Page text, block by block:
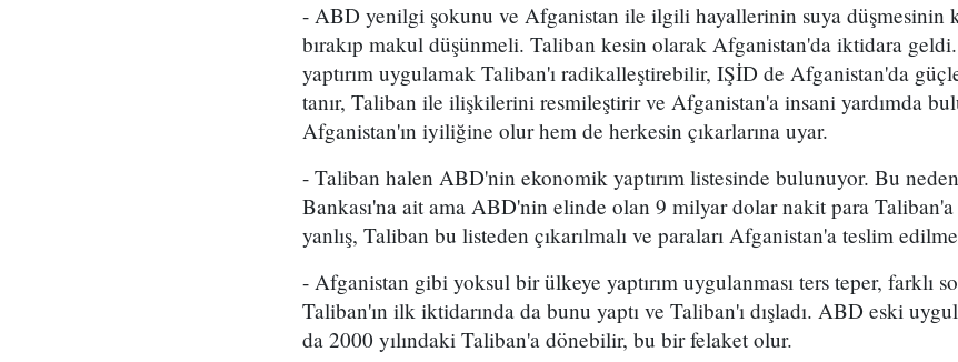
- ABD yenilgi şokunu ve Afganistan ile ilgili hayallerinin suya düşmesinin
bırakıp makul düşünmeli. Taliban kesin olarak Afganistan'da iktidara
yaptırım uygulamak Taliban'ı radikalleştirebilir, IŞİD de Afganistan'da
tanır, Taliban ile ilişkilerini resmileştirir ve Afganistan'a insani yardımda
Afganistan'ın iyiliğine olur hem de herkesin çıkarlarına uyar.
- Taliban halen ABD'nin ekonomik yaptırım listesinde bulunuyor. Bu
Bankası'na ait ama ABD'nin elinde olan 9 milyar dolar nakit para
yanlış, Taliban bu listeden çıkarılmalı ve paraları Afganistan'a teslim
- Afganistan gibi yoksul bir ülkeye yaptırım uygulanması ters teper, farklı
Taliban'ın ilk iktidarında da bunu yaptı ve Taliban'ı dışladı. ABD eski
da 2000 yılındaki Taliban'a dönebilir, bu bir felaket olur.